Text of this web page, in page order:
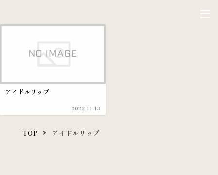
アイドルリップ
2023-11-13
TOP アイドルリップ